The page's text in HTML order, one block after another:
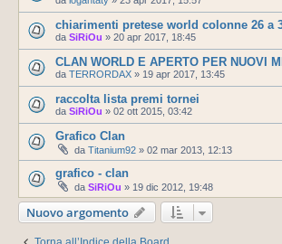
chiarimenti pretese world colonne 26 a
da SiRiOu » 20 apr 2017, 18:45
CLAN WORLD E APERTO PER NUOVI
da TERRORDAX » 19 apr 2017, 13:45
raccolta lista premi tornei
da SiRiOu » 02 ott 2015, 03:42
Grafico Clan
da Titanium92 » 02 mar 2013, 12:13
grafico - clan
da SiRiOu » 19 dic 2012, 19:48
Nuovo argomento